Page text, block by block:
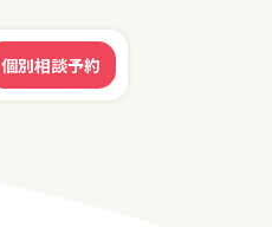
個別相談予約